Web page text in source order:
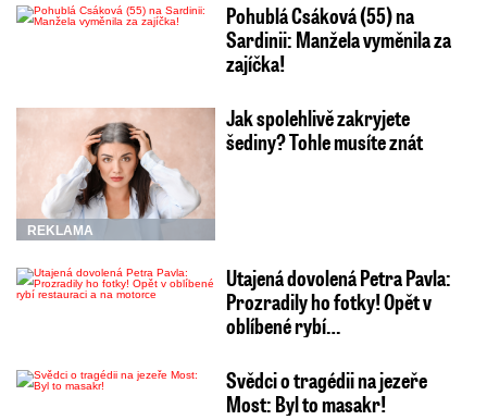
Pohublá Csáková (55) na
Sardinii: Manžela vyměnila za
zajíčka!
REKLAMA
Jak spolehlivě zakryjete
šediny? Tohle musíte znát
Utajená dovolená Petra Pavla:
Prozradily ho fotky! Opět v
oblíbené rybí…
Svědci o tragédii na jezeře
Most: Byl to masakr!